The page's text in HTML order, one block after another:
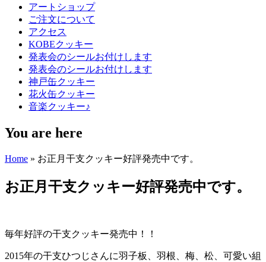
アートショップ
ご注文について
アクセス
KOBEクッキー
発表会のシールお付けします
発表会のシールお付けします
神戸缶クッキー
花火缶クッキー
音楽クッキー♪
You are here
Home » お正月干支クッキー好評発売中です。
お正月干支クッキー好評発売中です。
毎年好評の干支クッキー発売中！！
2015年の干支ひつじさんに羽子板、羽根、梅、松、可愛い組